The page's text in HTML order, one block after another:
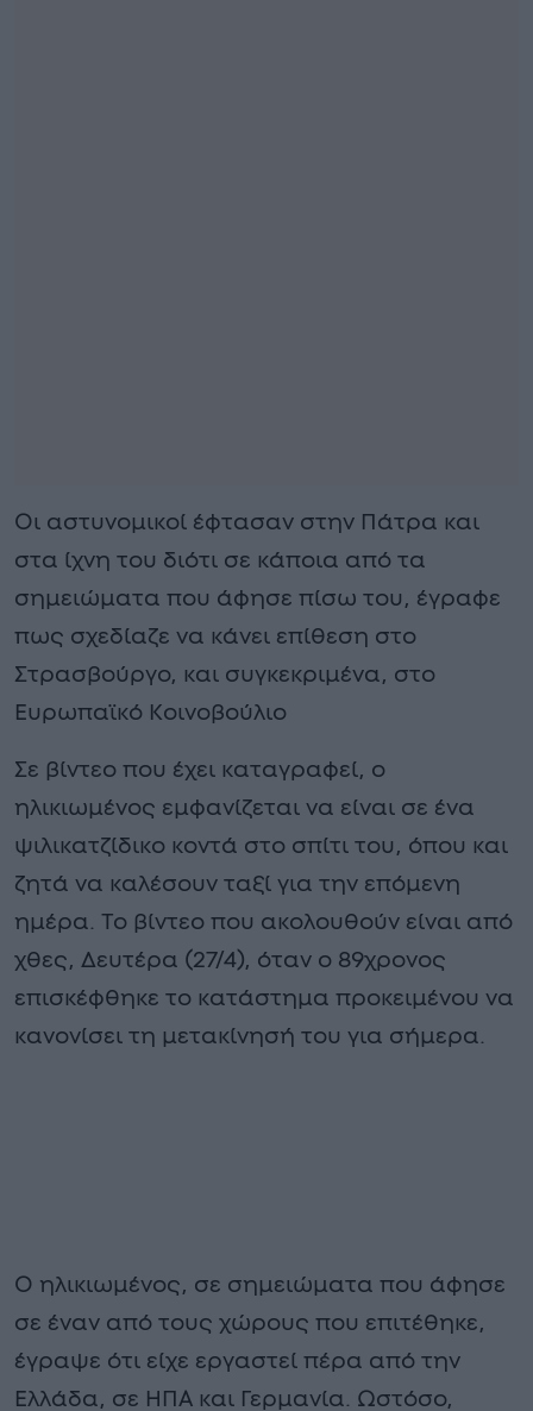
Οι αστυνομικοί έφτασαν στην Πάτρα και
στα ίχνη του διότι σε κάποια από τα
σημειώματα που άφησε πίσω του, έγραφε
πως σχεδίαζε να κάνει επίθεση στο
Στρασβούργο, και συγκεκριμένα, στο
Ευρωπαϊκό Κοινοβούλιο
Σε βίντεο που έχει καταγραφεί, ο
ηλικιωμένος εμφανίζεται να είναι σε ένα
ψιλικατζίδικο κοντά στο σπίτι του, όπου και
ζητά να καλέσουν ταξί για την επόμενη
ημέρα. Το βίντεο που ακολουθούν είναι από
χθες, Δευτέρα (27/4), όταν ο 89χρονος
επισκέφθηκε το κατάστημα προκειμένου να
κανονίσει τη μετακίνησή του για σήμερα.
Ο ηλικιωμένος, σε σημειώματα που άφησε
σε έναν από τους χώρους που επιτέθηκε,
έγραψε ότι είχε εργαστεί πέρα από την
Ελλάδα, σε ΗΠΑ και Γερμανία. Ωστόσο,